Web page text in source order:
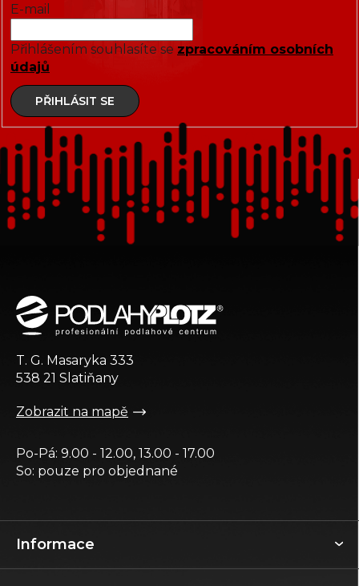
E-mail
Přihlášením souhlasíte se zpracováním osobních
údajů
PŘIHLÁSIT SE
Informace
T. G. Masaryka 333
538 21 Slatiňany
Zobrazit na mapě
Po-Pá: 9.00 - 12.00, 13.00 - 17.00
So: pouze pro objednané